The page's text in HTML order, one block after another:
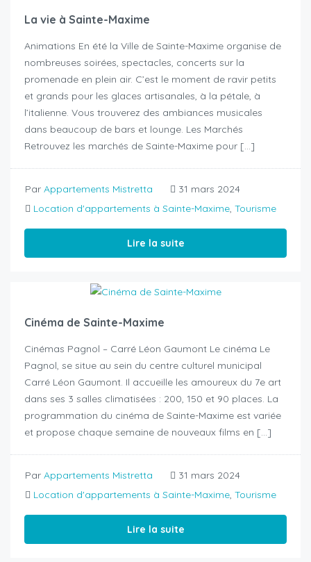
La vie à Sainte-Maxime
Animations En été la Ville de Sainte-Maxime organise de
nombreuses soirées, spectacles, concerts sur la
promenade en plein air. C’est le moment de ravir petits
et grands pour les glaces artisanales, à la pétale, à
l’italienne. Vous trouverez des ambiances musicales
dans beaucoup de bars et lounge. Les Marchés
Retrouvez les marchés de Sainte-Maxime pour […]
Par Appartements Mistretta
31 mars 2024
Location d'appartements à Sainte-Maxime, Tourisme
Lire la suite
Cinéma de Sainte-Maxime
Cinémas Pagnol – Carré Léon Gaumont Le cinéma Le
Pagnol, se situe au sein du centre culturel municipal
Carré Léon Gaumont. Il accueille les amoureux du 7e art
dans ses 3 salles climatisées : 200, 150 et 90 places. La
programmation du cinéma de Sainte-Maxime est variée
et propose chaque semaine de nouveaux films en […]
Par Appartements Mistretta
31 mars 2024
Location d'appartements à Sainte-Maxime Tourisme
Lire la suite